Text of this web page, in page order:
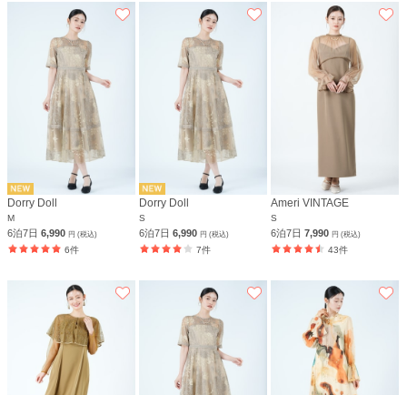
Dorry Doll
M
6泊7日 6,990 円 (税込)
6件
Dorry Doll
S
6泊7日6,990円 (税込)
7件
Ameri VINTAGE
S
6泊7日7,990円 (税込)
43件